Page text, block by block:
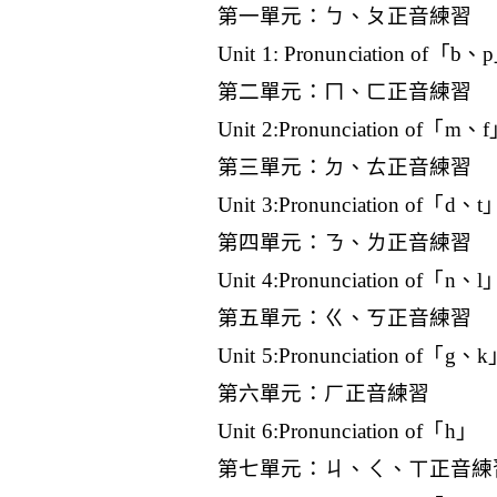
第一單元：ㄅ、ㄆ正音練習
Unit 1: Pronunciation of「b、p
第二單元：ㄇ、ㄈ正音練習
Unit 2:Pronunciation of「m、f
第三單元：ㄉ、ㄊ正音練習
Unit 3:Pronunciation of「d、t」
第四單元：ㄋ、ㄌ正音練習
Unit 4:Pronunciation of「n、l」
第五單元：ㄍ、ㄎ正音練習
Unit 5:Pronunciation of「g、k」
第六單元：ㄏ正音練習
Unit 6:Pronunciation of「h」
第七單元：ㄐ、ㄑ、ㄒ正音練